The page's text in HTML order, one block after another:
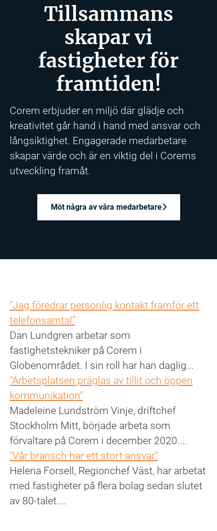
Tillsammans
skapar vi
fastigheter för
framtiden!
Corem erbjuder en miljö där glädje och
kreativitet går hand i hand med ansvar och
långsiktighet. Engagerade medarbetare
skapar värde och är en viktig del i Corems
utveckling framåt.
Möt några av våra medarbetare
”Jag föredrar personlig kontakt framför ett
telefonsamtal”
Dan Lundgren arbetar som
fastighetstekniker på Corem i
Globenområdet. I sin roll har han daglig...
"Arbetsplatsen präglas av tillit och öppen
kommunikation"
Madeleine Lundström Vinje, driftchef
Stockholm Mitt, började arbeta som
förvaltare på Corem i december 2020....
"Vår bransch har ett stort ansvar"
Helena Forsell, Regionchef Väst, har arbetat
med fastigheter på flera bolag sedan slutet
av 80-talet....